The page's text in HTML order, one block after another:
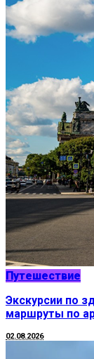
Путешествие
Экскурсии по
маршруты по
02.08.2026